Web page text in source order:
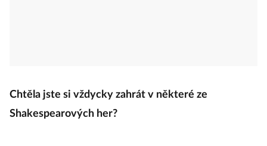
Chtěla jste si vždycky zahrát v některé ze
Shakespearových her?